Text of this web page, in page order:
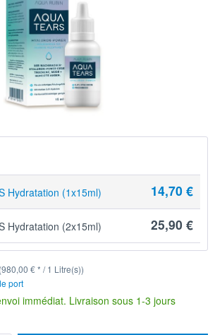
Hydratation (1x15ml) 14,70 €
Hydratation (2x15ml) 25,90 €
€ * / 1 Litre(s))
port
immédiat. Livraison sous 1-3 jours